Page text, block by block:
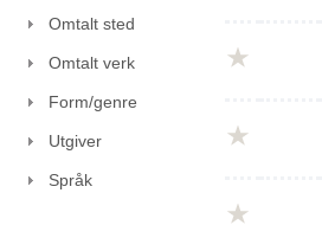
Omtalt sted
Omtalt verk
Form/genre
Utgiver
Språk